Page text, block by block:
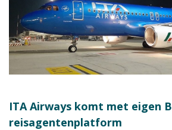
ITA Airways komt met eigen
reisagentenplatform